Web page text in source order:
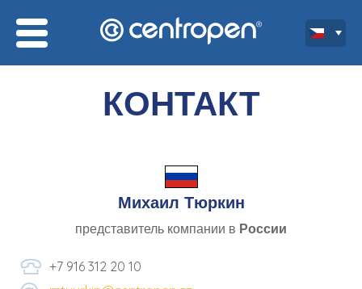
КОНТАКТ
Михаил Тюркин
представитель компании в России
+7 916 312 20 10